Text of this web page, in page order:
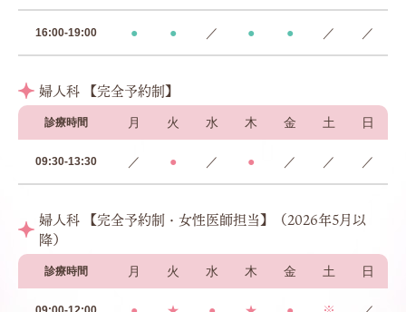
16:00-19:00 ● ● ／ ● ● ／ ／
婦人科 【完全予約制】
診療時間 月 火 水 木 金 土 日
09:30-13:30 ／ ● ／ ● ／ ／ ／
婦人科 【完全予約制・女性医師担当】（2026年5月以
降）
診療時間 月 火 水 木 金 土 日